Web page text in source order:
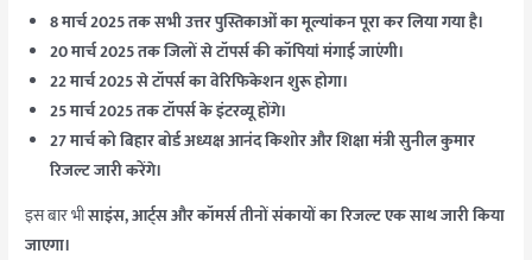
8 मार्च 2025 तक सभी उत्तर पुस्तिकाओं का मूल्यांकन पूरा कर लिया गया है।
20 मार्च 2025 तक जिलों से टॉपर्स की कॉपियां मंगाई जाएंगी।
22 मार्च 2025 से टॉपर्स का वेरिफिकेशन शुरू होगा।
25 मार्च 2025 तक टॉपर्स के इंटरव्यू होंगे।
27 मार्च को बिहार बोर्ड अध्यक्ष आनंद किशोर और शिक्षा मंत्री सुनील कुमार
रिजल्ट जारी करेंगे।
इस बार भीसाइंस, आर्ट्स और कॉमर्स तीनों संकायों का रिजल्ट एक साथ जारी किया
जाएगा।